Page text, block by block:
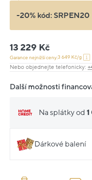
-20% kód: SRPEN20
13 229 Kč
Garance nejnižší ceny:3 649 Kč/g
Nebo objednejte telefonicky:
Další možnosti
Na splátky od
Dárkové balení